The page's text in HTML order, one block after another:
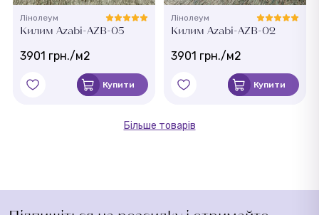
Лінолеум
Килим Azabi-AZB-05
3901 грн./м2
Купити
Лінолеум
Килим Azabi-AZB-02
3901 грн./м2
Купити
Більше товарів